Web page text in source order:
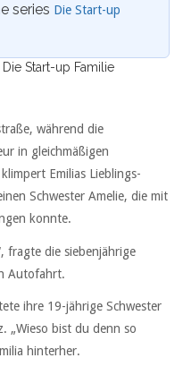
series Die Start-up
Start-up Familie
während die
in gleichmäßigen
Emilias Lieblings-
Schwester Amelie, die mit
konnte.
fragte die siebenjährige
Autofahrt.
ihre 19-jährige Schwester
„Wieso bist du denn so
hinterher.